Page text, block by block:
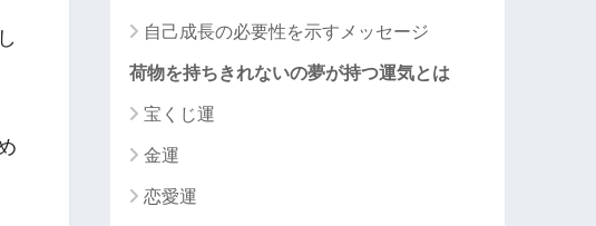
自己成長の必要性を示すメッセージ
荷物を持ちきれないの夢が持つ運気とは
宝くじ運
金運
恋愛運